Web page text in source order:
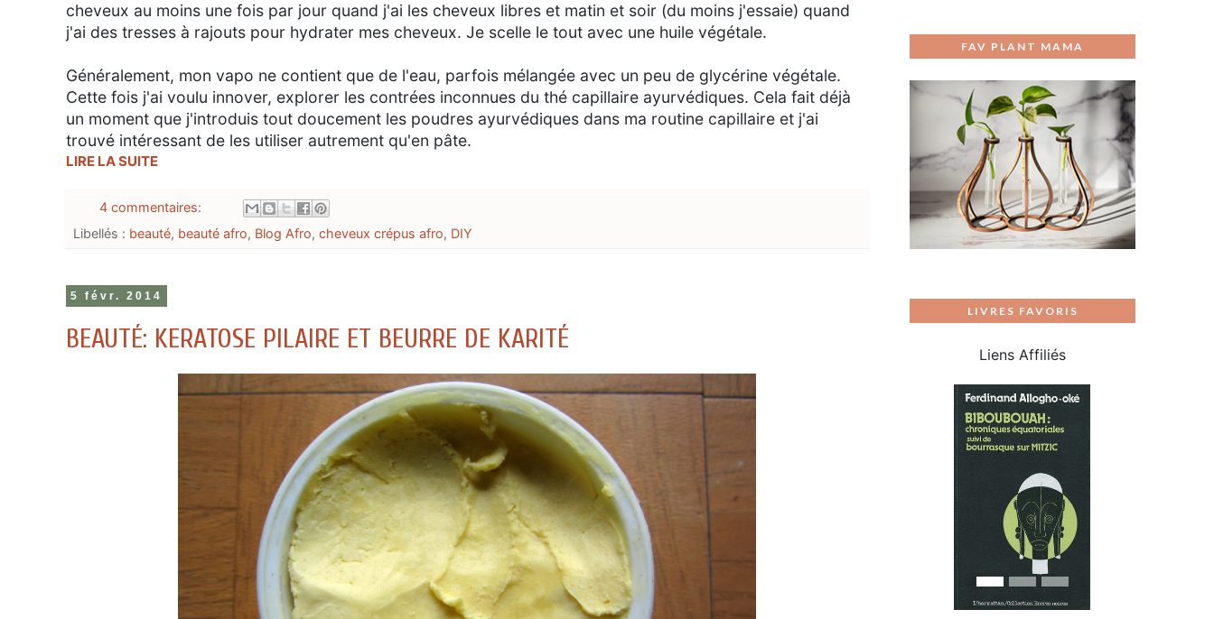
cheveux au moins une fois par jour quand j'ai les cheveux libres et matin et soir (du moins j'essaie) quand
j'ai des tresses à rajouts pour hydrater mes cheveux. Je scelle le tout avec une huile végétale.
Généralement, mon vapo ne contient que de l'eau, parfois mélangée avec un peu de glycérine végétale.
Cette fois j'ai voulu innover, explorer les contrées inconnues du thé capillaire ayurvédiques. Cela fait déjà
un moment que j'introduis tout doucement les poudres ayurvédiques dans ma routine capillaire et j'ai
trouvé intéressant de les utiliser autrement qu'en pâte.
LIRE LA SUITE
4 commentaires:
Libellés : beauté, beauté afro, Blog Afro, cheveux crépus afro, DIY
5 févr. 2014
BEAUTÉ: KERATOSE PILAIRE ET BEURRE DE KARITÉ
FAV PLANT MAMA
LIVRES FAVORIS
Liens Affiliés
Previous